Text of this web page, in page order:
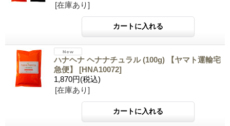
[在庫あり]
ハナヘナ ヘナナチュラル (100g) 【ヤマト運輸宅
急便】 [HNA10072]
1,870円(税込)
[在庫あり]